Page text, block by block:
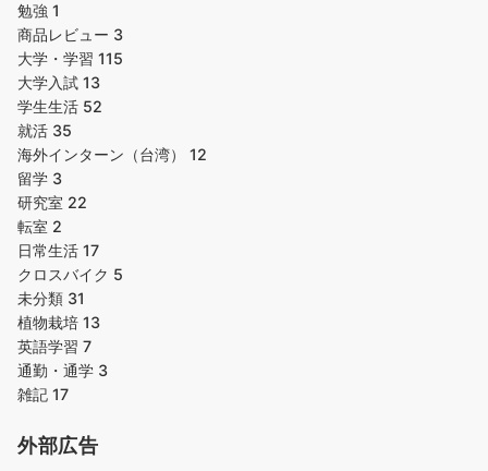
勉強 1
商品レビュー 3
大学・学習 115
大学入試 13
学生生活 52
就活 35
海外インターン（台湾） 12
留学 3
研究室 22
転室 2
日常生活 17
クロスバイク 5
未分類 31
植物栽培 13
英語学習 7
通勤・通学 3
雑記 17
外部広告